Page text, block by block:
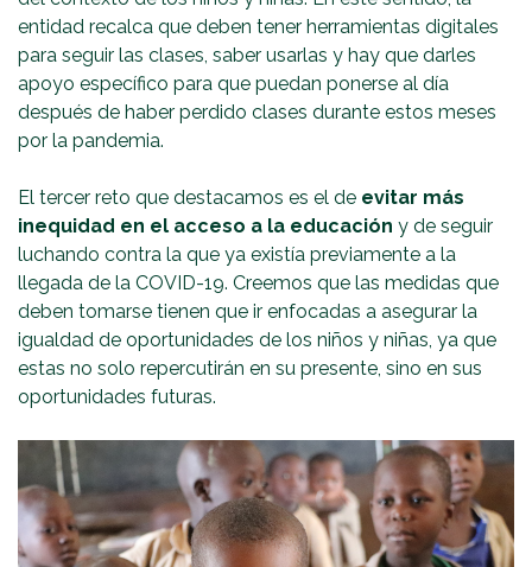
entidad recalca que deben tener herramientas digitales
para seguir las clases, saber usarlas y hay que darles
apoyo específico para que puedan ponerse al día
después de haber perdido clases durante estos meses
por la pandemia.
El tercer reto que destacamos es el de evitar más
inequidad en el acceso a la educación y de seguir
luchando contra la que ya existía previamente a la
llegada de la COVID-19. Creemos que las medidas que
deben tomarse tienen que ir enfocadas a asegurar la
igualdad de oportunidades de los niños y niñas, ya que
estas no solo repercutirán en su presente, sino en sus
oportunidades futuras.